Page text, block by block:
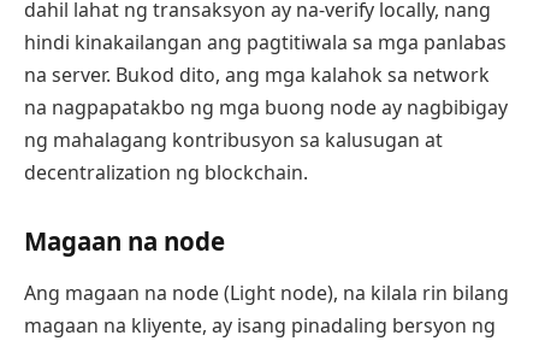
dahil lahat ng transaksyon ay na-verify locally, nang
hindi kinakailangan ang pagtitiwala sa mga panlabas
na server. Bukod dito, ang mga kalahok sa network
na nagpapatakbo ng mga buong node ay nagbibigay
ng mahalagang kontribusyon sa kalusugan at
decentralization ng blockchain.
Magaan na node
Ang magaan na node (Light node), na kilala rin bilang
magaan na kliyente, ay isang pinadaling bersyon ng